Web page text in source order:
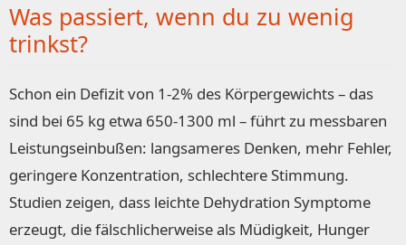
Was passiert, wenn du zu wenig
trinkst?
Schon ein Defizit von 1-2% des Körpergewichts – das
sind bei 65 kg etwa 650-1300 ml – führt zu messbaren
Leistungseinbußen: langsameres Denken, mehr Fehler,
geringere Konzentration, schlechtere Stimmung.
Studien zeigen, dass leichte Dehydration Symptome
erzeugt, die fälschlicherweise als Müdigkeit, Hunger